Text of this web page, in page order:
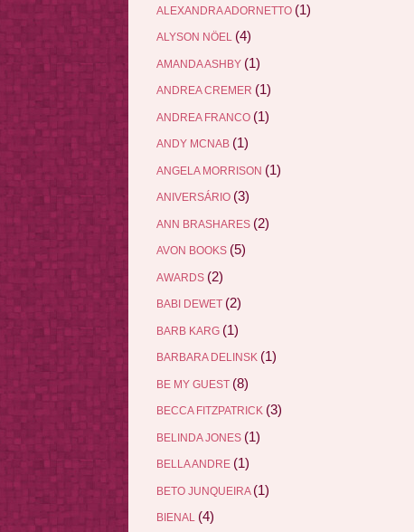
ALEXANDRA ADORNETTO (1)
ALYSON NÖEL (4)
AMANDA ASHBY (1)
ANDREA CREMER (1)
ANDREA FRANCO (1)
ANDY MCNAB (1)
ANGELA MORRISON (1)
ANIVERSÁRIO (3)
ANN BRASHARES (2)
AVON BOOKS (5)
AWARDS (2)
BABI DEWET (2)
BARB KARG (1)
BARBARA DELINSK (1)
BE MY GUEST (8)
BECCA FITZPATRICK (3)
BELINDA JONES (1)
BELLA ANDRE (1)
BETO JUNQUEIRA (1)
BIENAL (4)